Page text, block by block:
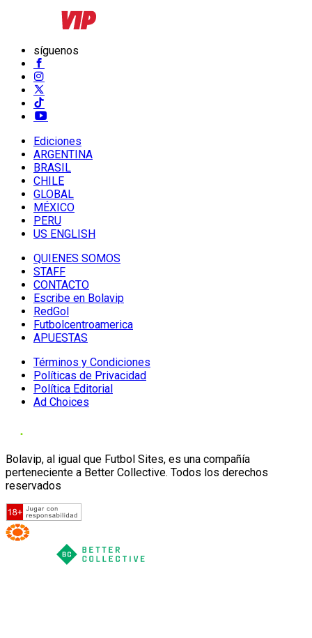
síguenos
Ediciones
ARGENTINA
BRASIL
CHILE
GLOBAL
MÉXICO
PERU
US ENGLISH
QUIENES SOMOS
STAFF
CONTACTO
Escribe en Bolavip
RedGol
Futbolcentroamerica
APUESTAS
Términos y Condiciones
Políticas de Privacidad
Política Editorial
Ad Choices
Bolavip, al igual que Futbol Sites, es una compañía
perteneciente a Better Collective. Todos los derechos
reservados